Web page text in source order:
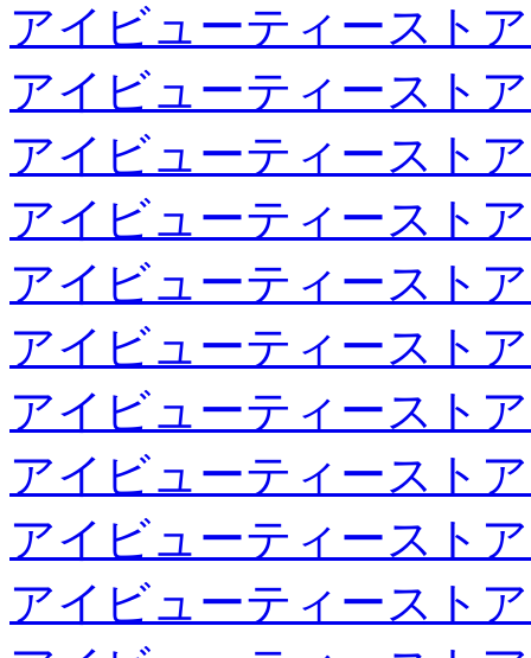
アイビューティースト
アイビューティースト
アイビューティースト
アイビューティースト
アイビューティースト
アイビューティースト
アイビューティースト
アイビューティースト
アイビューティースト
アイビューティースト